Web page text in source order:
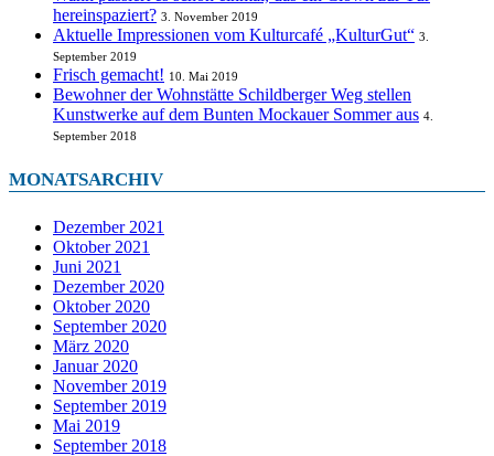
hereinspaziert? 3. November 2019
Aktuelle Impressionen vom Kulturcafé „KulturGut“ 3.
September 2019
Frisch gemacht! 10. Mai 2019
Bewohner der Wohnstätte Schildberger Weg stellen
Kunstwerke auf dem Bunten Mockauer Sommer aus 4.
September 2018
MONATSARCHIV
Dezember 2021
Oktober 2021
Juni 2021
Dezember 2020
Oktober 2020
September 2020
März 2020
Januar 2020
November 2019
September 2019
Mai 2019
September 2018